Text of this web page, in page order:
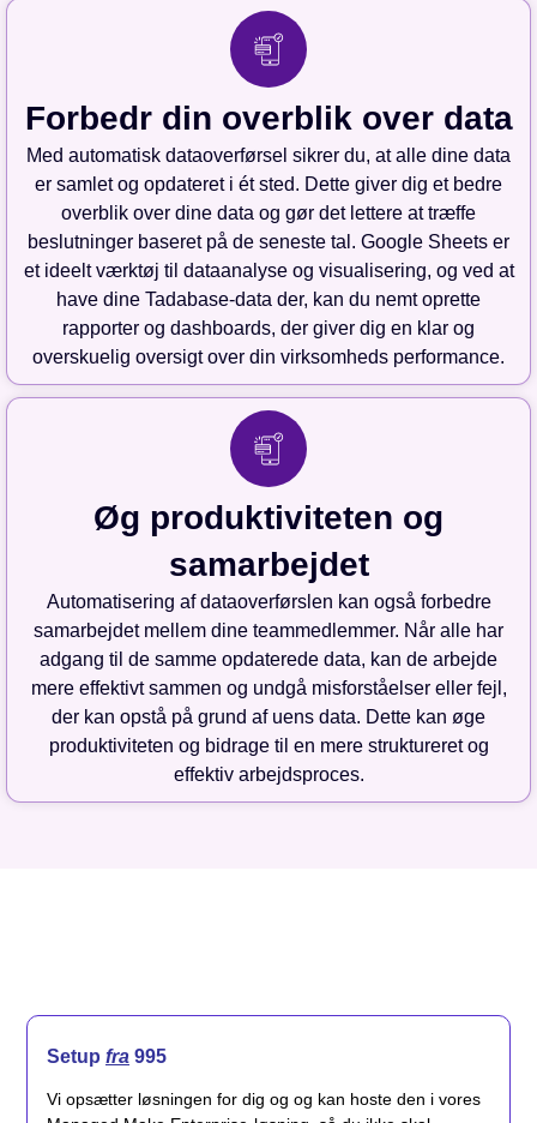
Forbedr din overblik over data
Med automatisk dataoverførsel sikrer du, at alle dine data
er samlet og opdateret i ét sted. Dette giver dig et bedre
overblik over dine data og gør det lettere at træffe
beslutninger baseret på de seneste tal. Google Sheets er
et ideelt værktøj til dataanalyse og visualisering, og ved at
have dine Tadabase-data der, kan du nemt oprette
rapporter og dashboards, der giver dig en klar og
overskuelig oversigt over din virksomheds performance.
Øg produktiviteten og
samarbejdet
Automatisering af dataoverførslen kan også forbedre
samarbejdet mellem dine teammedlemmer. Når alle har
adgang til de samme opdaterede data, kan de arbejde
mere effektivt sammen og undgå misforståelser eller fejl,
der kan opstå på grund af uens data. Dette kan øge
produktiviteten og bidrage til en mere struktureret og
effektiv arbejdsproces.
Setup fra 995
Vi opsætter løsningen for dig og og kan hoste den i vores